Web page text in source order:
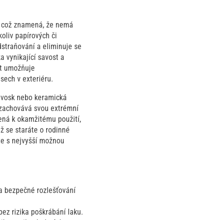
znamená, že nemá
papírových či
a eliminuje se
vynikající savost a
umožňuje
v exteriéru.
nebo keramická
svou extrémní
k okamžitému použití,
se staráte o rodinné
s nejvyšší možnou
bezpečné rozlešťování
rizika poškrábání laku.